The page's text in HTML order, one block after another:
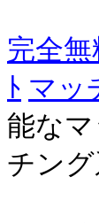
完全
ﾄ マッ
能な
チング